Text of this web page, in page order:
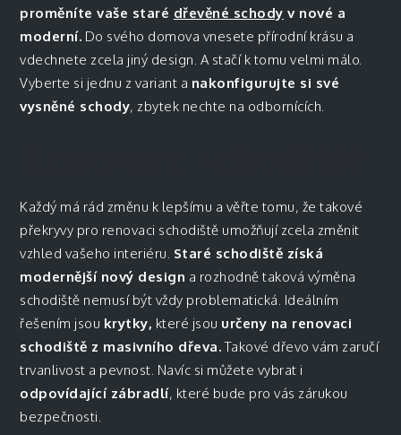
proměníte vaše staré dřevěné schody v nové a
moderní. Do svého domova vnesete přírodní krásu a
vdechnete zcela jiný design. A stačí k tomu velmi málo.
Vyberte si jednu z variant a nakonfigurujte si své
vysněné schody, zbytek nechte na odbornících.
Každý má rád změnu k lepšímu a věřte tomu, že takové
překryvy pro renovaci schodiště umožňují zcela změnit
vzhled vašeho interiéru. Staré schodiště získá
modernější nový design a rozhodně taková výměna
schodiště nemusí být vždy problematická. Ideálním
řešením jsou krytky, které jsou určeny na renovaci
schodiště z masivního dřeva.Takové dřevo vám zaručí
trvanlivost a pevnost. Navíc si můžete vybrat i
odpovídající zábradlí, které bude pro vás zárukou
bezpečnosti.